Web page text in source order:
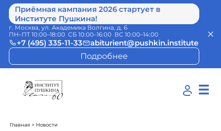
Приёмная кампания 2026 стартует в
Институте Пушкина!
г. Москва, ул. Академика Волгина, д. 6
ПН–ПТ 10:00–18:00 СБ 10:00–16:00 ВС 10:00–14:00
+7 (495) 335-11-33
abiturient@pushkin.institute
Подробнее
☰
Главная > Новости